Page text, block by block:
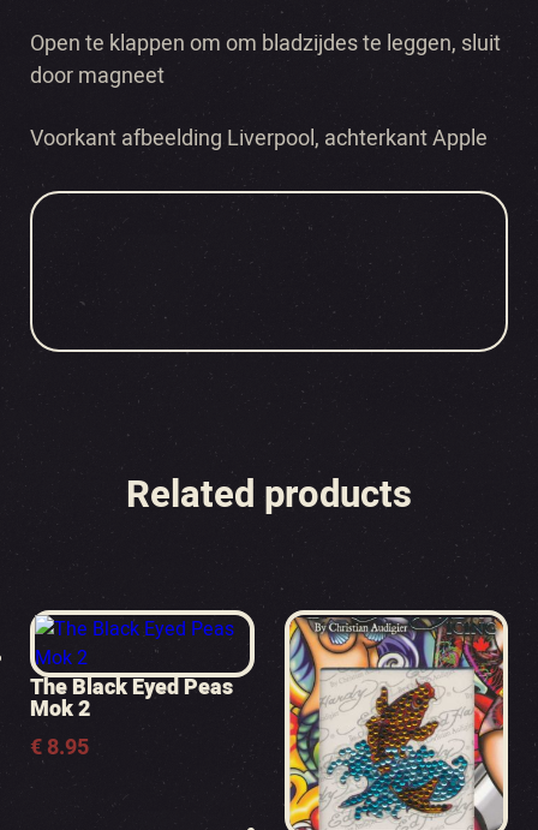
Open te klappen om om bladzijdes te leggen, sluit
door magneet
Voorkant afbeelding Liverpool, achterkant Apple
Related products
The Black Eyed Peas
Mok 2
€8.95